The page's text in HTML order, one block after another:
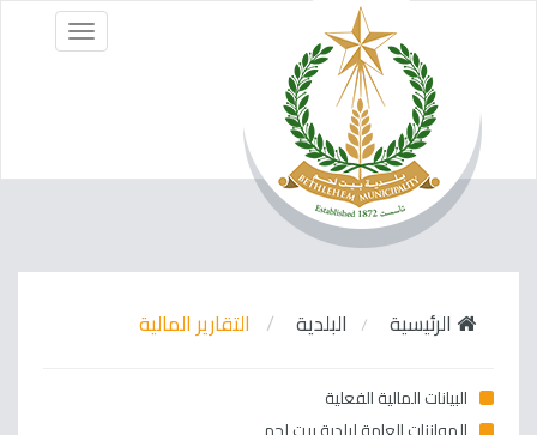
Menu
الرئيسية البلدية التقارير المالية
البيانات المالية الفعلية